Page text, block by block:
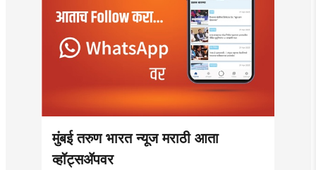
मुंबई तरुण भारत न्यूज मराठी आता
व्हॉट्सॲपवर